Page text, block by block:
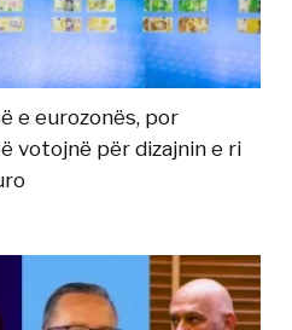
e eurozonës, por
votojnë për dizajnin e ri